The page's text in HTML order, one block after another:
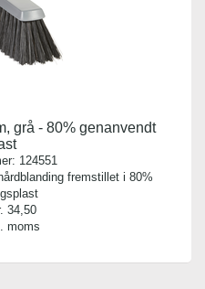
gram:
gr
palle:
Plast
grå - 80% genanvendt
124551
fremstillet i 80%
34,50
moms